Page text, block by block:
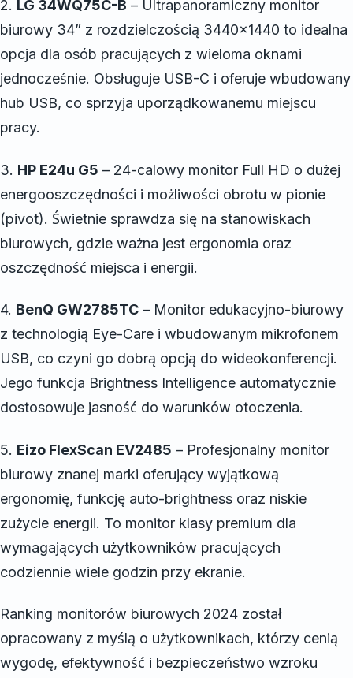
2. LG 34WQ75C-B – Ultrapanoramiczny monitor
biurowy 34” z rozdzielczością 3440×1440 to idealna
opcja dla osób pracujących z wieloma oknami
jednocześnie. Obsługuje USB-C i oferuje wbudowany
hub USB, co sprzyja uporządkowanemu miejscu
pracy.
3. HP E24u G5 – 24-calowy monitor Full HD o dużej
energooszczędności i możliwości obrotu w pionie
(pivot). Świetnie sprawdza się na stanowiskach
biurowych, gdzie ważna jest ergonomia oraz
oszczędność miejsca i energii.
4. BenQ GW2785TC – Monitor edukacyjno-biurowy
z technologią Eye-Care i wbudowanym mikrofonem
USB, co czyni go dobrą opcją do wideokonferencji.
Jego funkcja Brightness Intelligence automatycznie
dostosowuje jasność do warunków otoczenia.
5. Eizo FlexScan EV2485 – Profesjonalny monitor
biurowy znanej marki oferujący wyjątkową
ergonomię, funkcję auto-brightness oraz niskie
zużycie energii. To monitor klasy premium dla
wymagających użytkowników pracujących
codziennie wiele godzin przy ekranie.
Ranking monitorów biurowych 2024 został
opracowany z myślą o użytkownikach, którzy cenią
wygodę, efektywność i bezpieczeństwo wzroku